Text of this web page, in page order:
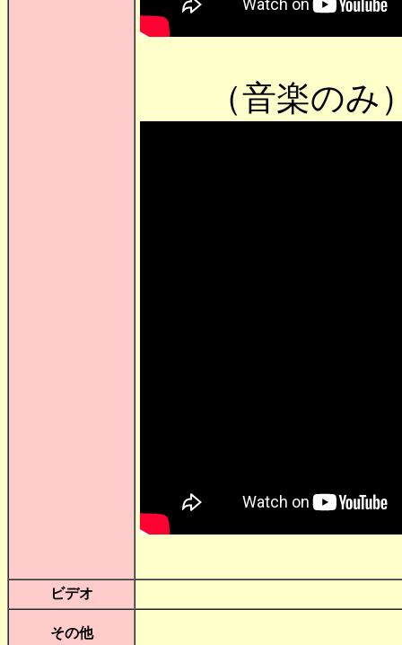
（音楽のみ
ビデオ
その他